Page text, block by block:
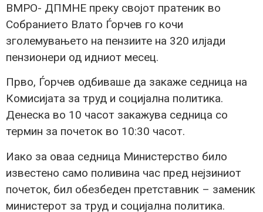
ВМРО- ДПМНЕ преку својот пратеник во
Собранието Влато Ѓорчев го кочи
зголемувањето на пензиите на 320 илјади
пензионери од идниот месец.
Прво, Ѓорчев одбиваше да закаже седница на
Комисијата за труд и социјална политика.
Денеска во 10 часот закажува седница со
термин за почеток во 10:30 часот.
Иако за оваа седница Министерство било
известено само поливина час пред нејзиниот
почеток, бил обезбеден претставник – заменик
министерот за труд и социјална политика.